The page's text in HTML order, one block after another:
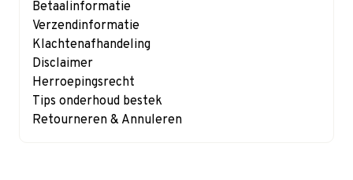
Betaalinformatie
Verzendinformatie
Klachtenafhandeling
Disclaimer
Herroepingsrecht
Tips onderhoud bestek
Retourneren & Annuleren